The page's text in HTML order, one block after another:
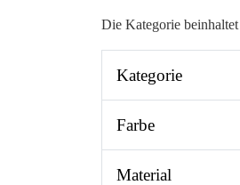
Die Kategorie
Kategorie
Farbe
Material